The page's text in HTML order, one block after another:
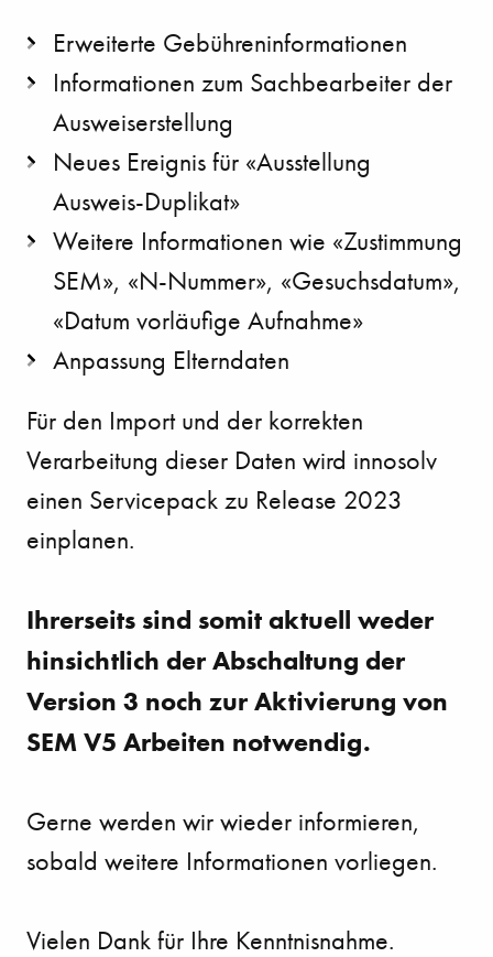
Erweiterte Gebühreninformationen
Informationen zum Sachbearbeiter der
Ausweiserstellung
Neues Ereignis für «Ausstellung
Ausweis-Duplikat»
Weitere Informationen wie «Zustimmung
SEM», «N-Nummer», «Gesuchsdatum»,
«Datum vorläufige Aufnahme»
Anpassung Elterndaten
Für den Import und der korrekten
Verarbeitung dieser Daten wird innosolv
einen Servicepack zu Release 2023
einplanen.
Ihrerseits sind somit aktuell weder
hinsichtlich der Abschaltung der
Version 3 noch zur Aktivierung von
SEM V5 Arbeiten notwendig.
Gerne werden wir wieder informieren,
sobald weitere Informationen vorliegen.
Vielen Dank für Ihre Kenntnisnahme.